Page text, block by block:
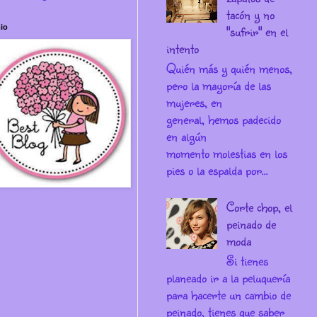
tacón y no
"sufrir" en el
intento
Quién más y quién menos,
pero la mayoría de las
mujeres, en
general, hemos padecido
en algún
momento molestias en los
pies o la espalda por...
Corte chop, el
peinado de
moda
Si tienes
planeado ir a la peluquería
para hacerte un cambio de
peinado, tienes que saber